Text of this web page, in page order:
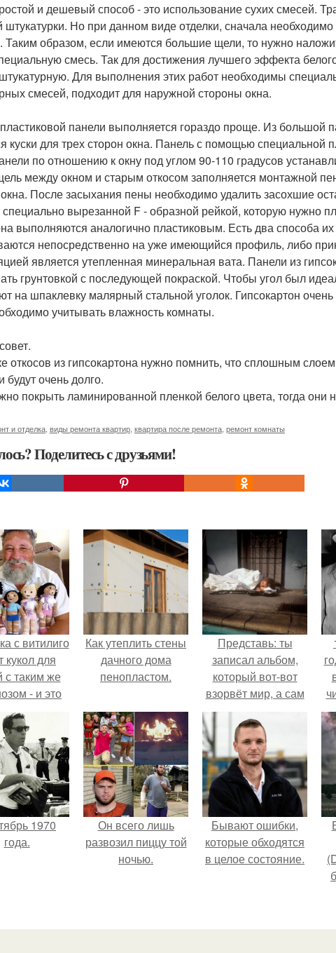
и дешевый способ - это использование сухих смесей.
штукатурки. Но при данном виде отделки, сначала
Таким образом, если имеются большие щели, то нужно
смесь. Так для достижения лучшего эффекта
Для выполнения этих работ необходимы
смесей, подходит для наружной стороны окна.
пластиковой панели выполняется гораздо проще. Из большой
куски для трех сторон окна. Панель с помощью специальной
по отношению к окну под углом 90-110 градусов
между окном и старым откосом заполняется монтажной
После засыхания пены необходимо удалить засохшие
вырезанной F - образной рейкой, которую нужно
выполняются аналогично пластиковым. Есть два способа
непосредственно на уже имеющийся профиль, либо
является утепленная минеральная вата. Панели из
грунтовкой с последующей покраской. Чтобы угол был
на шпаклевку малярный стальной уголок. Гипсокартон очень
учитывать влажность комнаты.
откосов из гипсокартона нужно помнить, что сплошным
будут очень долго.
покрыть ламинированной пленкой белого цвета, тогда они
и отделка виды ремонта квартир квартира после ремонта ремонт комнаты
Поделитесь с друзьями!
с витилиго
кукол для
с таким же
- и это
до слёз.
Как утеплить стены
дачного дома
пенопластом.
Представь: ты
записал альбом,
который вот-вот
взорвёт мир, а сам
в этот момент
ночуешь в машине.
1970
года.
Он всего лишь
развозил пиццу той
ночью.
Бывают ошибки,
которые обходятся
в целое состояние.